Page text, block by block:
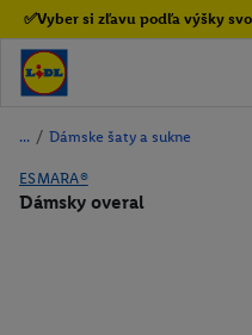
✅Vyber si zľavu podľa výšky
/ Dámske šaty a sukne
ESMARA®
Dámsky overal